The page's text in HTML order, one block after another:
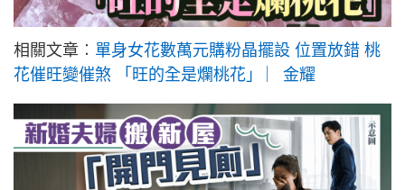
相關文章︰ 單身女花數萬元購粉晶擺設 位置放錯 桃
花催旺變催煞 「旺的全是爛桃花」 ︳金耀